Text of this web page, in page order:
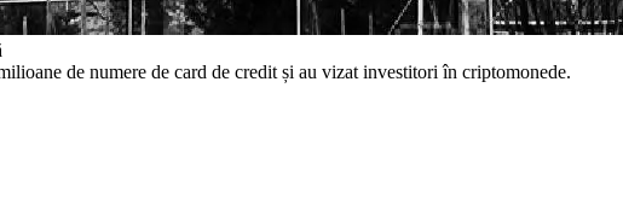
de numere de card de credit și au vizat investitori în criptomonede.